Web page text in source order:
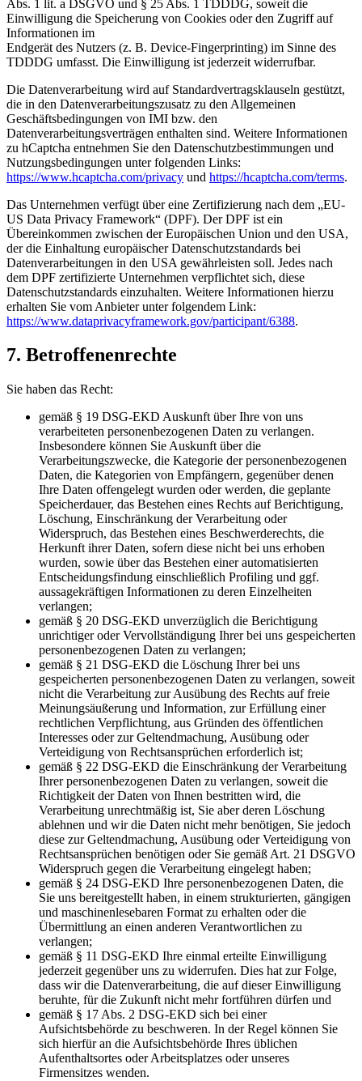
Abs. 1 lit. a DSGVO und § 25 Abs. 1 TDDDG, soweit die
Einwilligung die Speicherung von Cookies oder den Zugriff auf
Informationen im
Endgerät des Nutzers (z. B. Device-Fingerprinting) im Sinne des
TDDDG umfasst. Die Einwilligung ist jederzeit widerrufbar.
Die Datenverarbeitung wird auf Standardvertragsklauseln gestützt,
die in den Datenverarbeitungszusatz zu den Allgemeinen
Geschäftsbedingungen von IMI bzw. den
Datenverarbeitungsverträgen enthalten sind. Weitere Informationen
zu hCaptcha entnehmen Sie den Datenschutzbestimmungen und
Nutzungsbedingungen unter folgenden Links:
https://www.hcaptcha.com/privacy und https://hcaptcha.com/terms.
Das Unternehmen verfügt über eine Zertifizierung nach dem „EU-
US Data Privacy Framework“ (DPF). Der DPF ist ein
Übereinkommen zwischen der Europäischen Union und den USA,
der die Einhaltung europäischer Datenschutzstandards bei
Datenverarbeitungen in den USA gewährleisten soll. Jedes nach
dem DPF zertifizierte Unternehmen verpflichtet sich, diese
Datenschutzstandards einzuhalten. Weitere Informationen hierzu
erhalten Sie vom Anbieter unter folgendem Link:
https://www.dataprivacyframework.gov/participant/6388.
7. Betroffenenrechte
Sie haben das Recht:
gemäß § 19 DSG-EKD Auskunft über Ihre von uns
verarbeiteten personenbezogenen Daten zu verlangen.
Insbesondere können Sie Auskunft über die
Verarbeitungszwecke, die Kategorie der personenbezogenen
Daten, die Kategorien von Empfängern, gegenüber denen
Ihre Daten offengelegt wurden oder werden, die geplante
Speicherdauer, das Bestehen eines Rechts auf Berichtigung,
Löschung, Einschränkung der Verarbeitung oder
Widerspruch, das Bestehen eines Beschwerderechts, die
Herkunft ihrer Daten, sofern diese nicht bei uns erhoben
wurden, sowie über das Bestehen einer automatisierten
Entscheidungsfindung einschließlich Profiling und ggf.
aussagekräftigen Informationen zu deren Einzelheiten
verlangen;
gemäß § 20 DSG-EKD unverzüglich die Berichtigung
unrichtiger oder Vervollständigung Ihrer bei uns gespeicherten
personenbezogenen Daten zu verlangen;
gemäß § 21 DSG-EKD die Löschung Ihrer bei uns
gespeicherten personenbezogenen Daten zu verlangen, soweit
nicht die Verarbeitung zur Ausübung des Rechts auf freie
Meinungsäußerung und Information, zur Erfüllung einer
rechtlichen Verpflichtung, aus Gründen des öffentlichen
Interesses oder zur Geltendmachung, Ausübung oder
Verteidigung von Rechtsansprüchen erforderlich ist;
gemäß § 22 DSG-EKD die Einschränkung der Verarbeitung
Ihrer personenbezogenen Daten zu verlangen, soweit die
Richtigkeit der Daten von Ihnen bestritten wird, die
Verarbeitung unrechtmäßig ist, Sie aber deren Löschung
ablehnen und wir die Daten nicht mehr benötigen, Sie jedoch
diese zur Geltendmachung, Ausübung oder Verteidigung von
Rechtsansprüchen benötigen oder Sie gemäß Art. 21 DSGVO
Widerspruch gegen die Verarbeitung eingelegt haben;
gemäß § 24 DSG-EKD Ihre personenbezogenen Daten, die
Sie uns bereitgestellt haben, in einem strukturierten, gängigen
und maschinenlesebaren Format zu erhalten oder die
Übermittlung an einen anderen Verantwortlichen zu
verlangen;
gemäß § 11 DSG-EKD Ihre einmal erteilte Einwilligung
jederzeit gegenüber uns zu widerrufen. Dies hat zur Folge,
dass wir die Datenverarbeitung, die auf dieser Einwilligung
beruhte, für die Zukunft nicht mehr fortführen dürfen und
gemäß § 17 Abs. 2 DSG-EKD sich bei einer
Aufsichtsbehörde zu beschweren. In der Regel können Sie
sich hierfür an die Aufsichtsbehörde Ihres üblichen
Aufenthaltsortes oder Arbeitsplatzes oder unseres
Firmensitzes wenden.